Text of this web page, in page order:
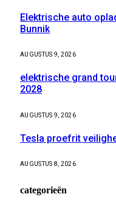
Elektrische auto
Bunnik
AUGUSTUS 9, 2026
elektrische grand
2028
AUGUSTUS 9, 2026
Tesla proefrit
AUGUSTUS 8, 2026
categorieën